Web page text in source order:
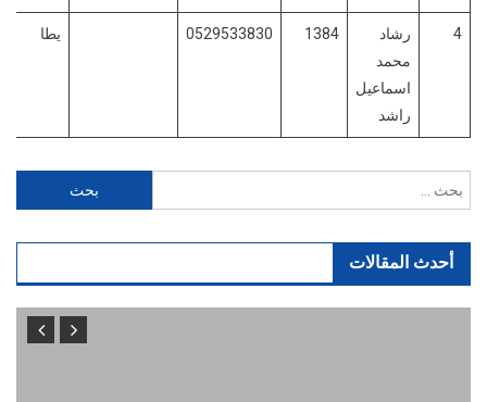
4
رشاد
محمد
اسماعيل
راشد
1384
0529533830 يطا
عن:
أحدث المقالات